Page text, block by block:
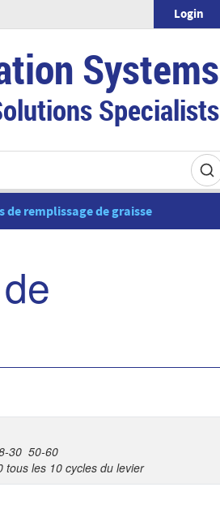
Systems
Specialists
Login
de remplissage de graisse
60
cycles du levier